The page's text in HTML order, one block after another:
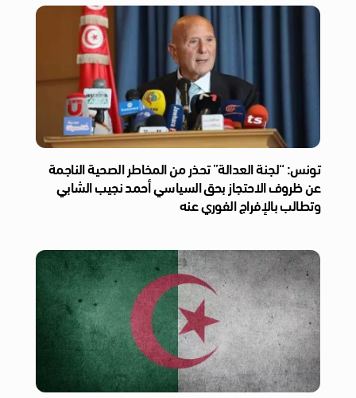
تونس: “لجنة العدالة” تحذر من المخاطر الصحية الناجمة
عن ظروف الاحتجاز بحق السياسي أحمد نجيب الشابي
وتطالب بالإفراج الفوري عنه